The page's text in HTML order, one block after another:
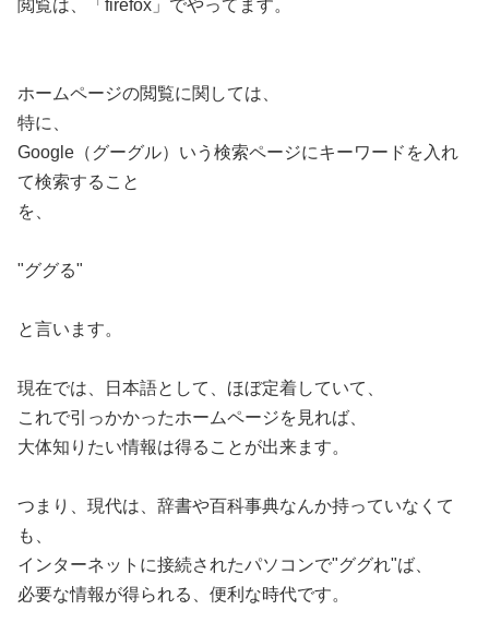
閲覧は、「firefox」でやってます。
ホームページの閲覧に関しては、
特に、
Google（グーグル）いう検索ページにキーワードを入れ
て検索すること
を、
"ググる"
と言います。
現在では、日本語として、ほぼ定着していて、
これで引っかかったホームページを見れば、
大体知りたい情報は得ることが出来ます。
つまり、現代は、辞書や百科事典なんか持っていなくて
も、
インターネットに接続されたパソコンで"ググれ"ば、
必要な情報が得られる、便利な時代です。